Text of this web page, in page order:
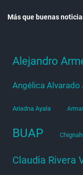
Más que buenas
Alejandro
Angélica Alvarado
Ariadna Ayala
BUAP
Claudia Rivera